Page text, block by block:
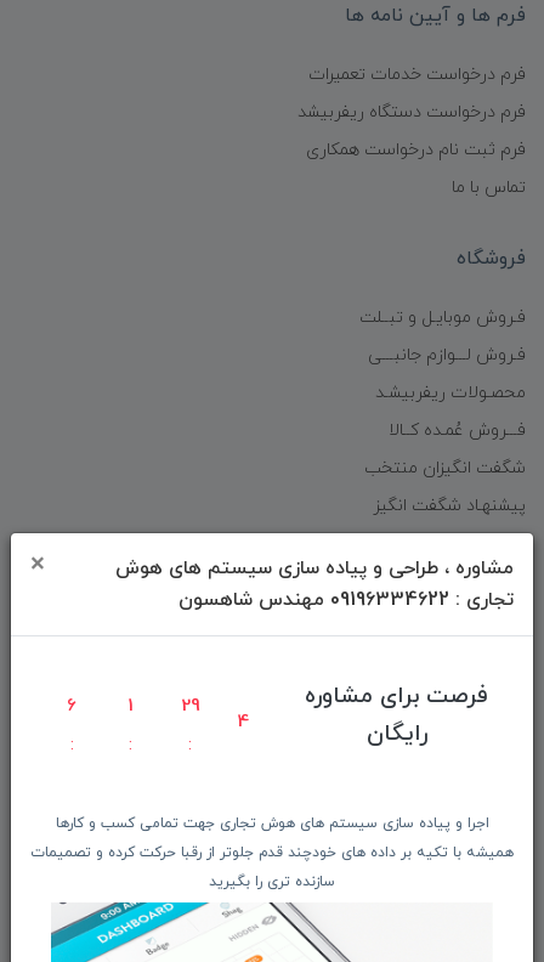
مشاوره ، طراحی و پیاده سازی سیستم های هوش
تجاری : 09196334622 مهندس شاهسون
×
فرصت برای مشاوره
رایگان
6 1 29
4
اجرا و پیاده سازی سیستم های هوش تجاری جهت تمامی کسب و کارها
همیشه با تکیه بر داده های خودچند قدم جلوتر از رقبا حرکت کرده و تصمیمات
سازنده تری را بگیرید
فرم ها و آیین نامه ها
فرم درخواست خدمات تعمیرات
فرم درخواست دستگاه ریفربیشد
فرم ثبت نام درخواست همکاری
تماس با ما
فروشگاه
فـروش موبایـل و تبــلت
فـروش لـــوازم جانبـــی
محصـولات ریفربیشـد
فـــروش عُمـده کــالا
شگفت انگیزان منتخب
پیشنهـاد شگفت انگیز
دسترسی سریع
راهنمای ثبت سفارش
معرفـــی همکــاران
ویتریــن فروشگـــاه
درباره ما بیشتر بدانید